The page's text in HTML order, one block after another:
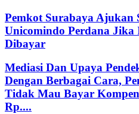
Pemkot Surabaya Ajukan
Unicomindo Perdana Jika
Dibayar
Mediasi Dan Upaya
Dengan Berbagai Cara,
Tidak Mau Bayar
Rp....